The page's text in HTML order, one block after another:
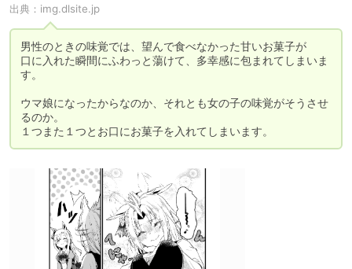
出典： img.dlsite.jp
男性のときの味覚では、望んで食べなかった甘いお菓子が
口に入れた瞬間にふわっと蕩けて、多幸感に包まれてしまいま
す。
ウマ娘になったからなのか、それとも女の子の味覚がそうさせ
るのか。
１つまた１つとお口にお菓子を入れてしまいます。